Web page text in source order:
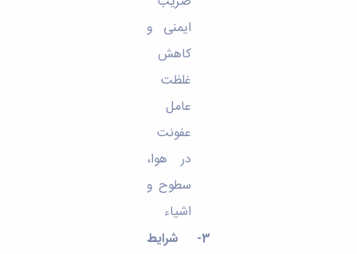
ایمنی و
کاهش
غلظت
عامل
عفونت
در هوا،
سطوح و
اشیاء
3- شرایط